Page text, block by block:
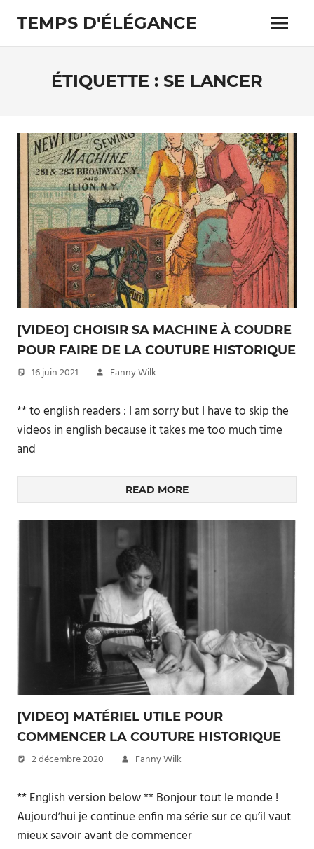
content
TEMPS D'ÉLÉGANCE
Pour
passionnés
Menu
ÉTIQUETTE : SE LANCER
[VIDEO] CHOISIR SA MACHINE À COUDRE
POUR FAIRE DE LA COUTURE HISTORIQUE
16 juin 2021 Fanny Wilk
** to english readers : I am sorry but I have to skip the
videos in english because it takes me too much time
and
READ MORE
[VIDEO] MATÉRIEL UTILE POUR
COMMENCER LA COUTURE HISTORIQUE
2 décembre 2020 Fanny Wilk
** English version below ** Bonjour tout le monde !
Aujourd’hui je continue enfin ma série sur ce qu’il vaut
mieux savoir avant de commencer